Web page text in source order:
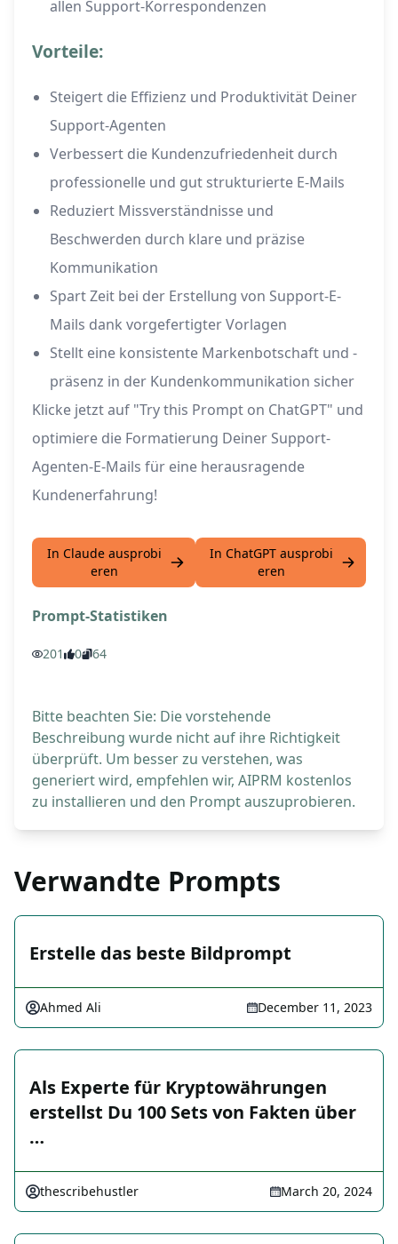
allen Support-Korrespondenzen
Vorteile:
Steigert die Effizienz und Produktivität Deiner
Support-Agenten
Verbessert die Kundenzufriedenheit durch
professionelle und gut strukturierte E-Mails
Reduziert Missverständnisse und
Beschwerden durch klare und präzise
Kommunikation
Spart Zeit bei der Erstellung von Support-E-
Mails dank vorgefertigter Vorlagen
Stellt eine konsistente Markenbotschaft und -
präsenz in der Kundenkommunikation sicher
Klicke jetzt auf "Try this Prompt on ChatGPT" und
optimiere die Formatierung Deiner Support-
Agenten-E-Mails für eine herausragende
Kundenerfahrung!
In Claude ausprobi
eren
In ChatGPT ausprobi
eren
Prompt-Statistiken
201 0 64
Bitte beachten Sie: Die vorstehende
Beschreibung wurde nicht auf ihre Richtigkeit
überprüft. Um besser zu verstehen, was
generiert wird, empfehlen wir, AIPRM kostenlos
zu installieren und den Prompt auszuprobieren.
Verwandte Prompts
Erstelle das beste Bildprompt
Ahmed Ali December 11, 2023
Als Experte für Kryptowährungen
erstellst Du 100 Sets von Fakten über
…
thescribehustler March 20, 2024